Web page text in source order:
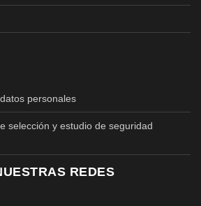
personales
selección y estudio de seguridad
REDES